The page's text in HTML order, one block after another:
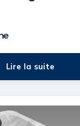
Lire la suite